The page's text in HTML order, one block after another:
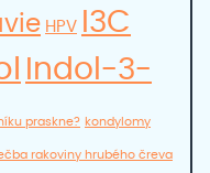
HPV I3C
Indol-3-
praskne? kondylomy
rakoviny hrubého čreva